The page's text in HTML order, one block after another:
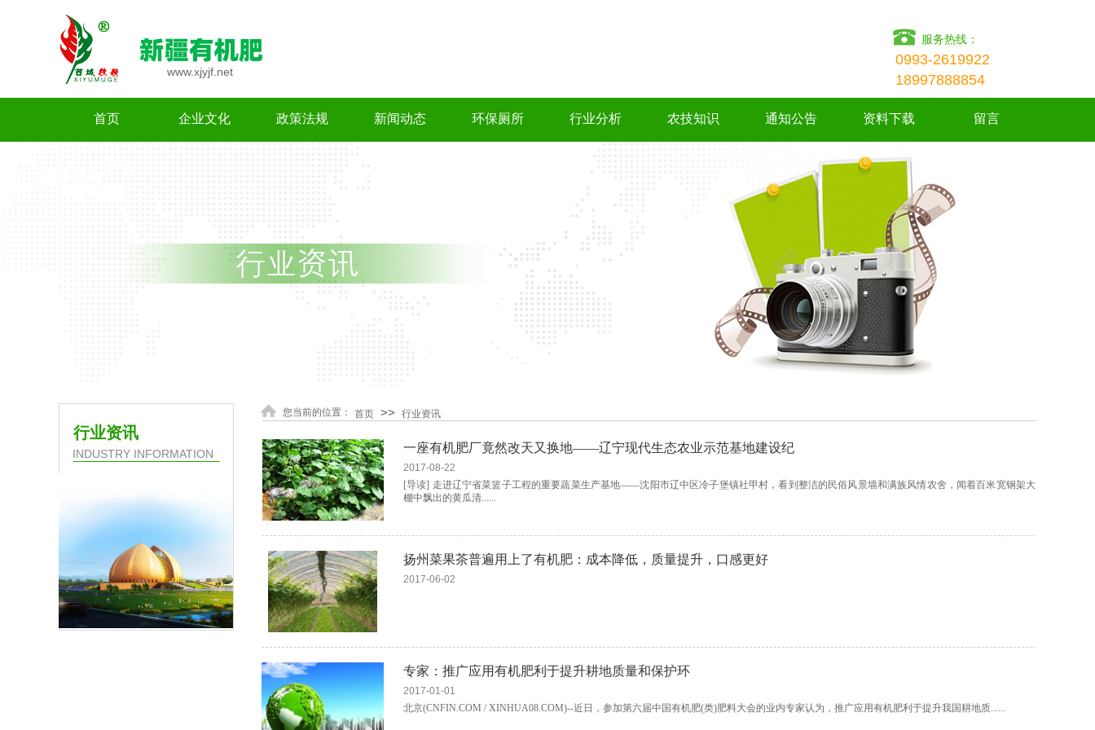
服务热线：
0993-2619922
18997888854
www.xjyjf.net​
首页 企业文化 政策法规 新闻动态 环保厕所 行业分析 农技知识 通知公告 资料下载 留言
行业资讯
INDUSTRY INFORMATION
您当前的位置： 首页 >> 行业资讯
一座有机肥厂竟然改天又换地——辽宁现代生态农业示范基地建设纪
2017-08-22
[导读] 走进辽宁省菜篮子工程的重要蔬菜生产基地——沈阳市辽中区冷子堡镇社甲村，看到整洁的民俗风景墙和满族风情农舍，闻着百米宽钢架大
棚中飘出的黄瓜清......
扬州菜果茶普遍用上了有机肥：成本降低，质量提升，口感更好
2017-06-02
专家：推广应用有机肥利于提升耕地质量和保护环
2017-01-01
北京(CNFIN.COM / XINHUA08.COM)--近日，参加第六届中国有机肥(类)肥料大会的业内专家认为，推广应用有机肥利于提升我国耕地质......